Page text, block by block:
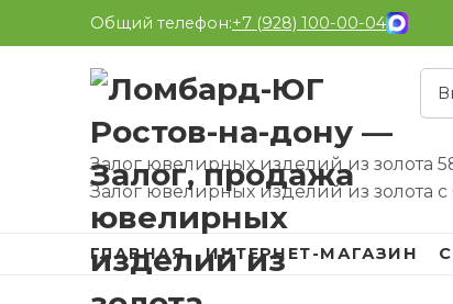
Общий телефон:+7 (928) 100-00-04
Залог ювелирных изделий из золота
Залог ювелирных изделий из золота
ГЛАВНАЯ ИНТЕРНЕТ-МАГАЗИН